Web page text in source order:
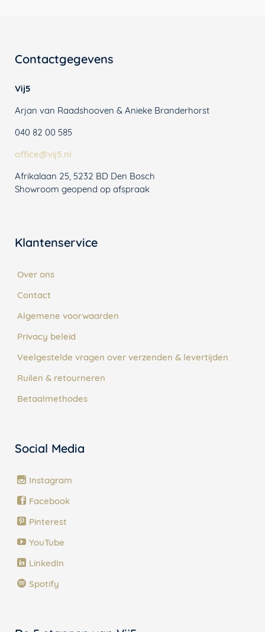
Contactgegevens
Vij5
Arjan van Raadshooven & Anieke Branderhorst
040 82 00 585
office@vij5.nl
Afrikalaan 25, 5232 BD Den Bosch
Showroom geopend op afspraak
Klantenservice
Over ons
Contact
Algemene voorwaarden
Privacy beleid
Veelgestelde vragen over verzenden & levertijden
Ruilen & retourneren
Betaalmethodes
Social Media
Instagram
Facebook
Pinterest
YouTube
LinkedIn
Spotify